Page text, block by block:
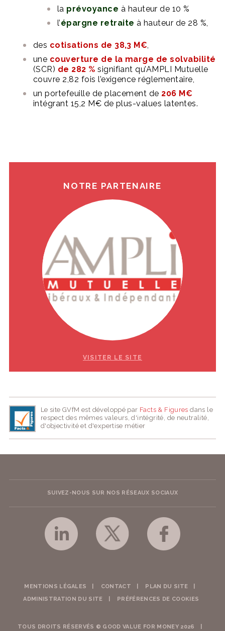
la prévoyance à hauteur de 10 %
l’épargne retraite à hauteur de 28 %,
des cotisations de 38,3 M€,
une couverture de la marge de solvabilité
(SCR) de 282 % signifiant qu’AMPLI Mutuelle
couvre 2,82 fois l’exigence réglementaire,
un portefeuille de placement de 206 M€
intégrant 15,2 M€ de plus-values latentes.
NOTRE PARTENAIRE
VISITER LE SITE
Le site GVfM est développé par Facts & Figures dans le
respect des mêmes valeurs, d'intégrité, de neutralité,
d'objectivité et d'expertise métier
SUIVEZ-NOUS SUR NOS RÉSEAUX SOCIAUX
MENTIONS LÉGALES CONTACT
PLAN DU SITE
ADMINISTRATION DU SITE
PRÉFÉRENCES DE COOKIES
TOUS DROITS RÉSERVÉS © GOOD VALUE FOR MONEY 2026